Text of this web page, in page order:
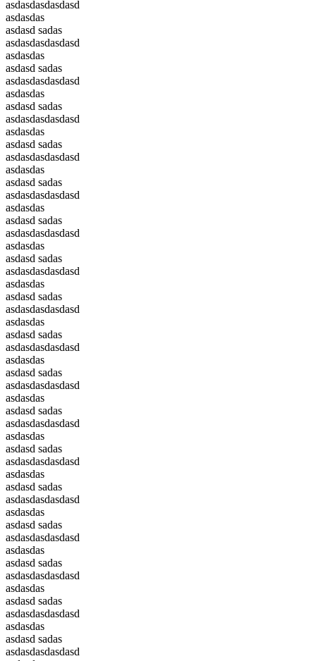
asdasdasdasdasd
asdasdas
asdasd sadas
asdasdasdasdasd
asdasdas
asdasd sadas
asdasdasdasdasd
asdasdas
asdasd sadas
asdasdasdasdasd
asdasdas
asdasd sadas
asdasdasdasdasd
asdasdas
asdasd sadas
asdasdasdasdasd
asdasdas
asdasd sadas
asdasdasdasdasd
asdasdas
asdasd sadas
asdasdasdasdasd
asdasdas
asdasd sadas
asdasdasdasdasd
asdasdas
asdasd sadas
asdasdasdasdasd
asdasdas
asdasd sadas
asdasdasdasdasd
asdasdas
asdasd sadas
asdasdasdasdasd
asdasdas
asdasd sadas
asdasdasdasdasd
asdasdas
asdasd sadas
asdasdasdasdasd
asdasdas
asdasd sadas
asdasdasdasdasd
asdasdas
asdasd sadas
asdasdasdasdasd
asdasdas
asdasd sadas
asdasdasdasdasd
asdasdas
asdasd sadas
asdasdasdasdasd